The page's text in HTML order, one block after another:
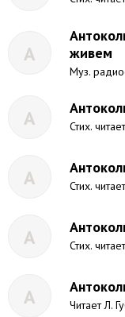
А
живем
Муз.
А Стих.
А Стих.
А Стих.
А Читает Л.